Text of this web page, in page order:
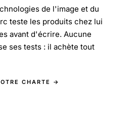
de l'image et du
teste les produits chez lui
avant d'écrire. Aucune
ses tests : il achète tout
CHARTE →